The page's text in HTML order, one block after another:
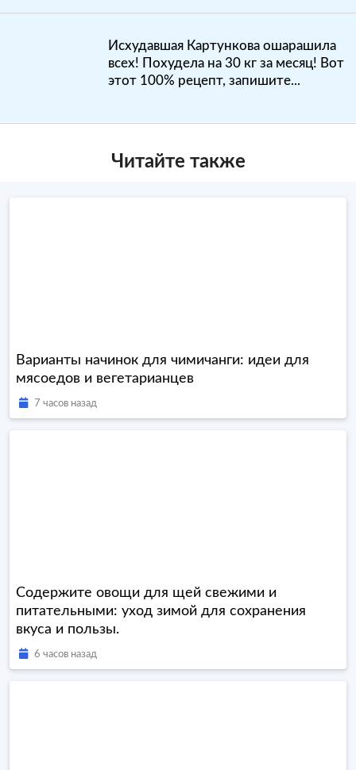
Исхудавшая Картункова ошарашила
всех! Похудела на 30 кг за месяц! Вот
этот 100% рецепт, запишите...
Читайте также
Варианты начинок для чимичанги: идеи для
мясоедов и вегетарианцев
7 часов назад
Содержите овощи для щей свежими и
питательными: уход зимой для сохранения
вкуса и пользы.
6 часов назад